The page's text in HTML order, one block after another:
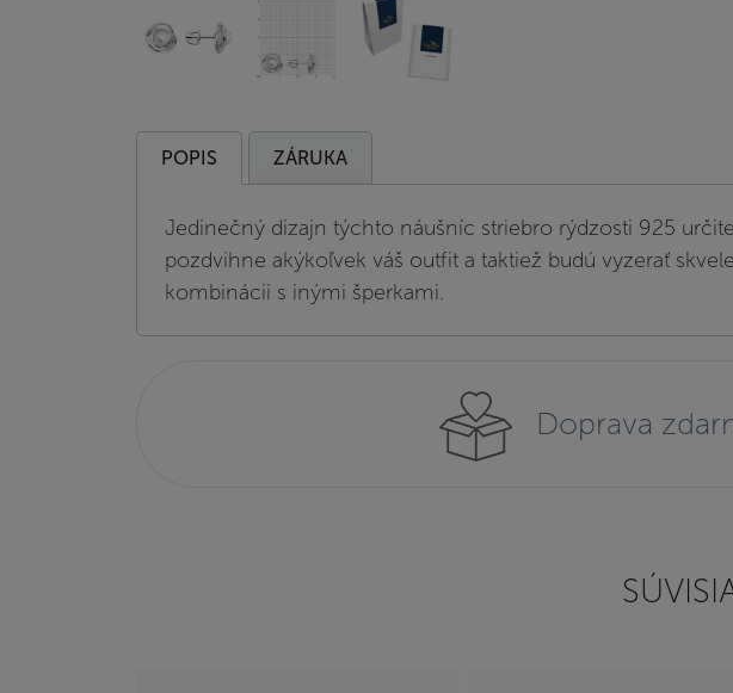
POPIS ZÁRUKA
Jedinečný dizajn týchto náušníc striebro rýdzosti 925 určite
pozdvihne akýkoľvek váš outfit a taktiež budú vyzerať
kombinácii s inými šperkami.
Doprava